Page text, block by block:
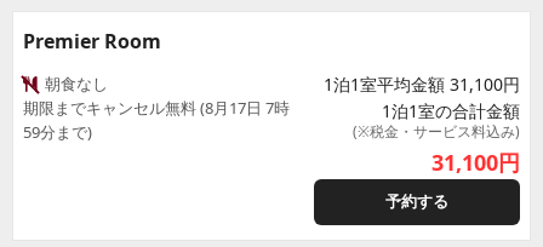
Premier Room
朝食なし
期限までキャンセル無料 (8月17日 7時
59分まで)
1泊1室平均金額 31,100円
1泊1室の合計金額
(※税金・サービス料込み)
31,100円
予約する